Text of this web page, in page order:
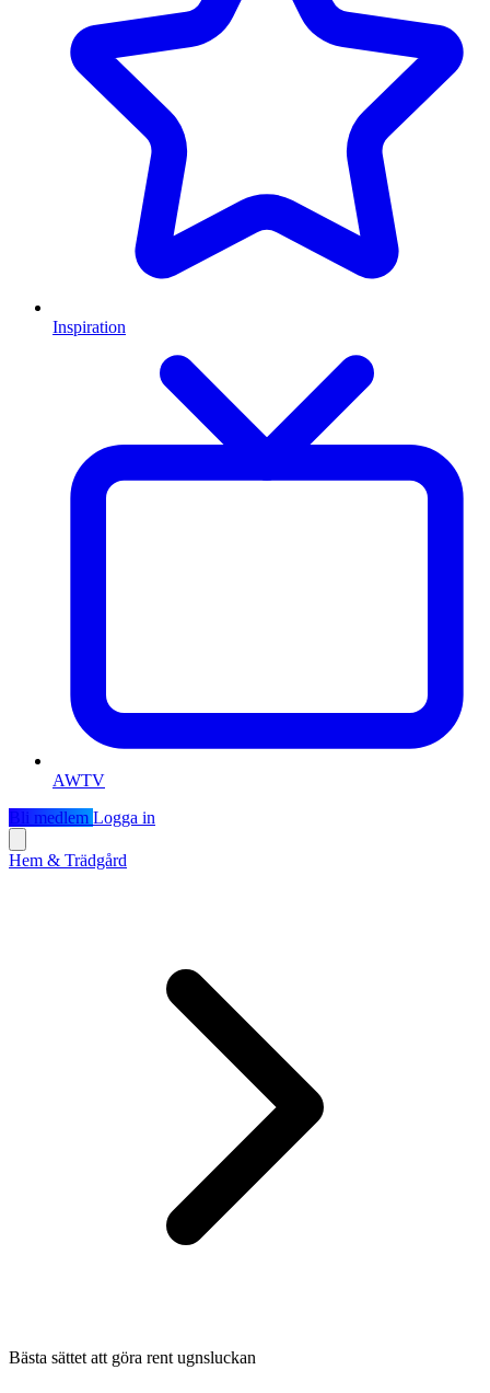
Inspiration
AWTV
Bli medlem Logga in
Hem & Trädgård
Bästa sättet att göra rent ugnsluckan